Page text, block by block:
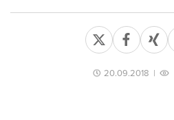
20.09.2018 |